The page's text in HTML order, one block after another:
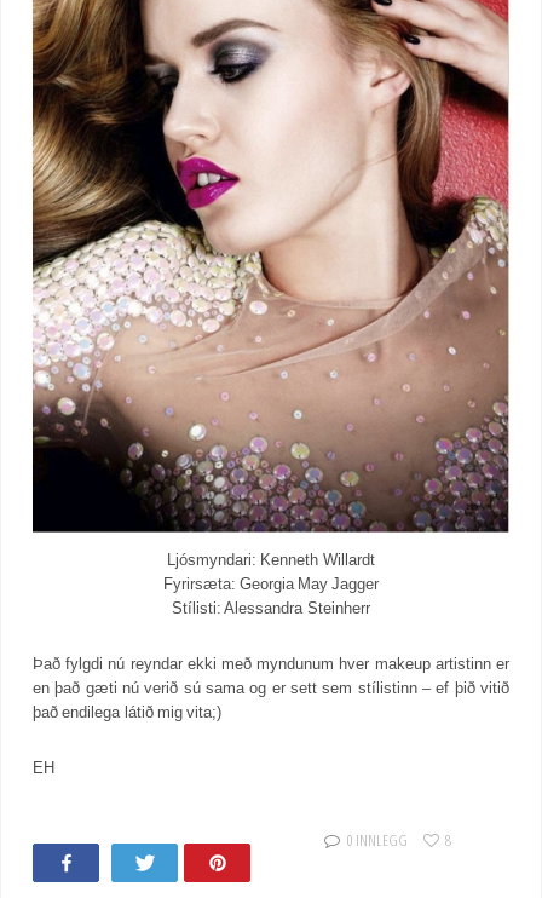
Ljósmyndari: Kenneth Willardt
Fyrirsæta: Georgia May Jagger
Stílisti: Alessandra Steinherr
Það fylgdi nú reyndar ekki með myndunum hver makeup artistinn er
en það gæti nú verið sú sama og er sett sem stílistinn – ef þið vitið
það endilega látið mig vita;)
EH
Tweet
0 INNLEGG 8